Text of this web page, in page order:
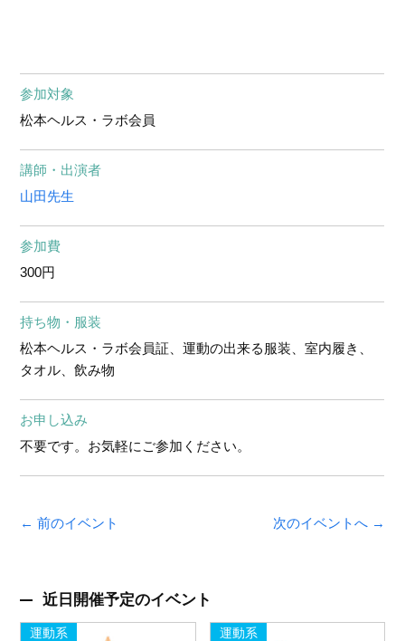
参加対象
松本ヘルス・ラボ会員
講師・出演者
山田先生
参加費
300円
持ち物・服装
松本ヘルス・ラボ会員証、運動の出来る服装、室内履き、
タオル、飲み物
お申し込み
不要です。お気軽にご参加ください。
← 前のイベント 次のイベントへ →
近日開催予定のイベント
運動系 運動系